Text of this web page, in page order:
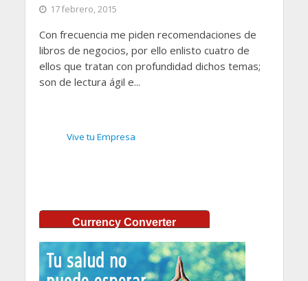
17 febrero, 2015
Con frecuencia me piden recomendaciones de
libros de negocios, por ello enlisto cuatro de
ellos que tratan con profundidad dichos temas;
son de lectura ágil e...
Vive tu Empresa
Currency Converter